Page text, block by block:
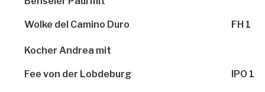
Wolke del Camino Duro FH 1
Kocher Andrea mit
Fee von der Lobdeburg IPO 1